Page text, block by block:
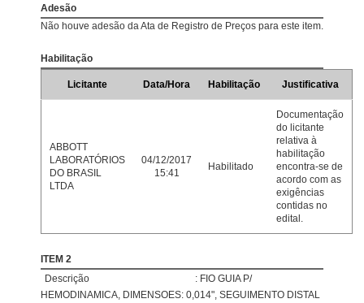
Adesão
Não houve adesão da Ata de Registro de Preços para este item.
Habilitação
Licitante Data/Hora Habilitação Justificativa
ABBOTT
LABORATÓRIOS
DO BRASIL
LTDA
04/12/2017
15:41
Habilitado
Documentação
do licitante
relativa à
habilitação
encontra-se de
acordo com as
exigências
contidas no
edital.
ITEM 2
Descrição
: FIO GUIA P/
HEMODINAMICA, DIMENSOES: 0,014", SEGUIMENTO DISTAL